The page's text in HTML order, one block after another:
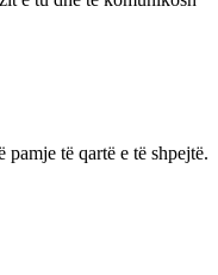
të qartë e të shpejtë.